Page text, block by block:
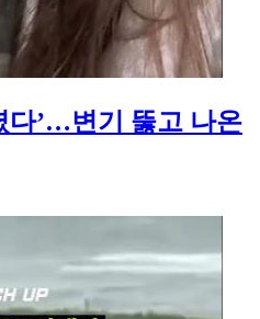
다’…변기 뚫고 나온